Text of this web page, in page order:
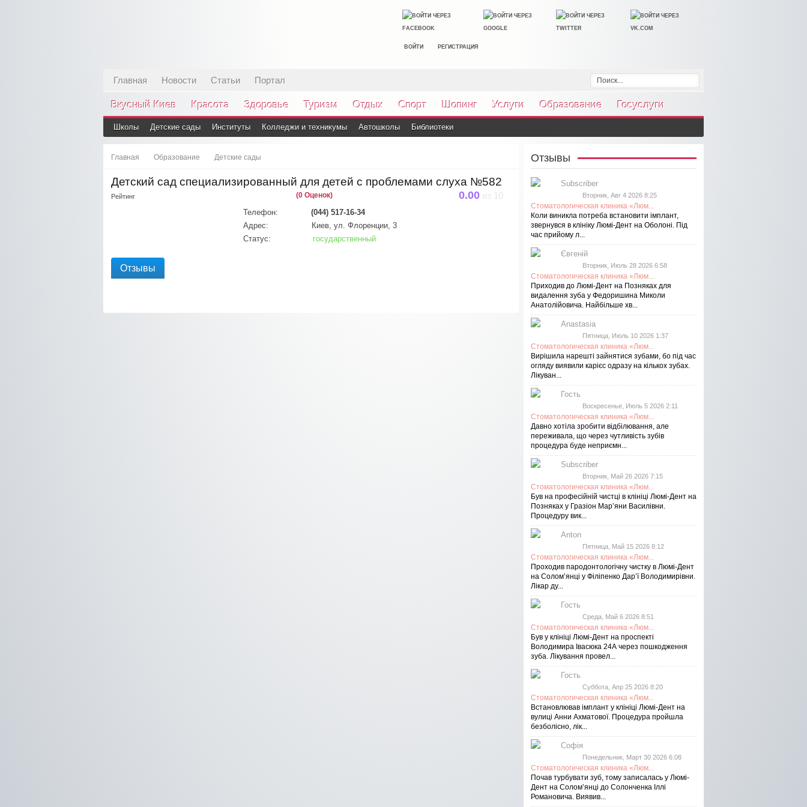
ВОЙТИ РЕГИСТРАЦИЯ
Главная Новости Статьи Портал
Вкусный Киев Красота Здоровье Туризм Отдых Спорт Шопинг Услуги Образование Госуслуги
Школы Детские сады Институты Колледжи и техникумы Автошколы Библиотеки
Главная Образование Детские сады
Детский сад специализированный для детей с проблемами слуха №582
Рейтинг (0 Оценок) 0.00из 10
Телефон:
(044) 517-16-34
Адрес:
Киев, ул. Флоренции, 3
Статус:
государственный
Отзывы
Отзывы
Subscriber
Вторник, Авг 4 2026 8:25
Стоматологическая клиника «Люм...
Коли виникла потреба встановити імплант,
звернувся в клініку Люмі-Дент на Оболоні. Під
час прийому л...
Євгеній
Вторник, Июль 28 2026 6:58
Стоматологическая клиника «Люм...
Приходив до Люмі-Дент на Позняках для
видалення зуба у Федоришина Миколи
Анатолійовича. Найбільше хв...
Anastasia
Пятница, Июль 10 2026 1:37
Стоматологическая клиника «Люм...
Вирішила нарешті зайнятися зубами, бо під час
огляду виявили карієс одразу на кількох зубах.
Лікуван...
Гость
Воскресенье, Июль 5 2026 2:11
Стоматологическая клиника «Люм...
Давно хотіла зробити відбілювання, але
переживала, що через чутливість зубів
процедура буде неприємн...
Subscriber
Вторник, Май 26 2026 7:15
Стоматологическая клиника «Люм...
Був на професійній чистці в клініці Люмі-Дент на
Позняках у Гразіон Мар’яни Василівни.
Процедуру вик...
Anton
Пятница, Май 15 2026 8:12
Стоматологическая клиника «Люм...
Проходив пародонтологічну чистку в Люмі-Дент
на Солом’янці у Філіпенко Дар’ї Володимирівни.
Лікар ду...
Гость
Среда, Май 6 2026 8:51
Стоматологическая клиника «Люм...
Був у клініці Люмі-Дент на проспекті
Володимира Івасюка 24А через пошкодження
зуба. Лікування провел...
Гость
Суббота, Апр 25 2026 8:20
Стоматологическая клиника «Люм...
Встановлював імплант у клініці Люмі-Дент на
вулиці Анни Ахматової. Процедура пройшла
безболісно, лік...
Софія
Понедельник, Март 30 2026 6:08
Стоматологическая клиника «Люм...
Почав турбувати зуб, тому записалась у Люмі-
Дент на Соломʼянці до Солонченка Іллі
Романовича. Виявив...